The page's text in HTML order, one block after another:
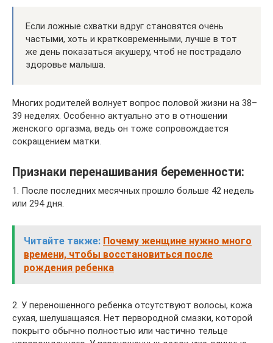
Если ложные схватки вдруг становятся очень
частыми, хоть и кратковременными, лучше в тот
же день показаться акушеру, чтоб не пострадало
здоровье малыша.
Многих родителей волнует вопрос половой жизни на 38–
39 неделях. Особенно актуально это в отношении
женского оргазма, ведь он тоже сопровождается
сокращением матки.
Признаки перенашивания беременности:
1. После последних месячных прошло больше 42 недель
или 294 дня.
Читайте также: Почему женщине нужно много
времени, чтобы восстановиться после
рождения ребенка
2. У переношенного ребенка отсутствуют волосы, кожа
сухая, шелушащаяся. Нет первородной смазки, которой
покрыто обычно полностью или частично тельце